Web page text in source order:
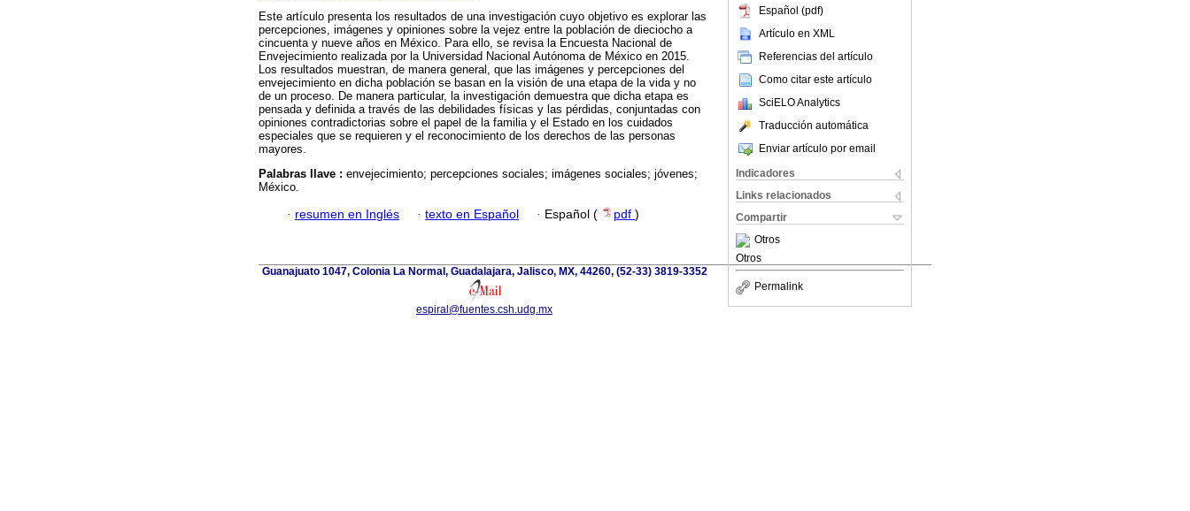
Español (pdf)
Artículo en XML
Referencias del artículo
Como citar este artículo
SciELO Analytics
Traducción automática
Enviar artículo por email
Indicadores
Links relacionados
Compartir
Otros
Otros
Permalink
Este artículo presenta los resultados de una investigación cuyo objetivo es explorar las
percepciones, imágenes y opiniones sobre la vejez entre la población de dieciocho a
cincuenta y nueve años en México. Para ello, se revisa la Encuesta Nacional de
Envejecimiento realizada por la Universidad Nacional Autónoma de México en 2015.
Los resultados muestran, de manera general, que las imágenes y percepciones del
envejecimiento en dicha población se basan en la visión de una etapa de la vida y no
de un proceso. De manera particular, la investigación demuestra que dicha etapa es
pensada y definida a través de las debilidades físicas y las pérdidas, conjuntadas con
opiniones contradictorias sobre el papel de la familia y el Estado en los cuidados
especiales que se requieren y el reconocimiento de los derechos de las personas
mayores.
Palabras llave : envejecimiento; percepciones sociales; imágenes sociales; jóvenes;
México.
· resumen en Inglés · texto en Español · Español ( pdf )
Guanajuato 1047, Colonia La Normal, Guadalajara, Jalisco, MX, 44260, (52-33) 3819-3352
espiral@fuentes.csh.udg.mx